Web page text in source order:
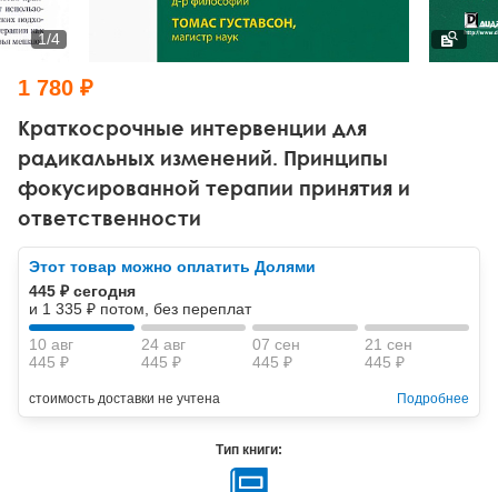
Тревожные расстройства, панические атаки
Психодрама
Другие направления психотерапии
Классический, эриксоновский гипноз и НЛП
НЛП
Психология труда и эргономика
Социальная психология
Социальная и организационная психология
Классический и юнгианский психоанализ
Краткосрочные интервенции для
радикальных изменений. Принципы
фокусированной терапии принятия и
ответственности
1/4
1 780 ₽
Этот товар можно оплатить Долями
445 ₽ сегодня
и 1 335 ₽ потом, без переплат
10 авг
445 ₽
24 авг
445 ₽
07 сен
445 ₽
21 сен
445 ₽
стоимость доставки не учтена Подробнее
Тип книги: